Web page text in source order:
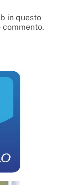
in questo
commento.